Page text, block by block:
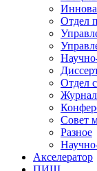
Отдел
Отдел
Совет
Разное
Акселератор